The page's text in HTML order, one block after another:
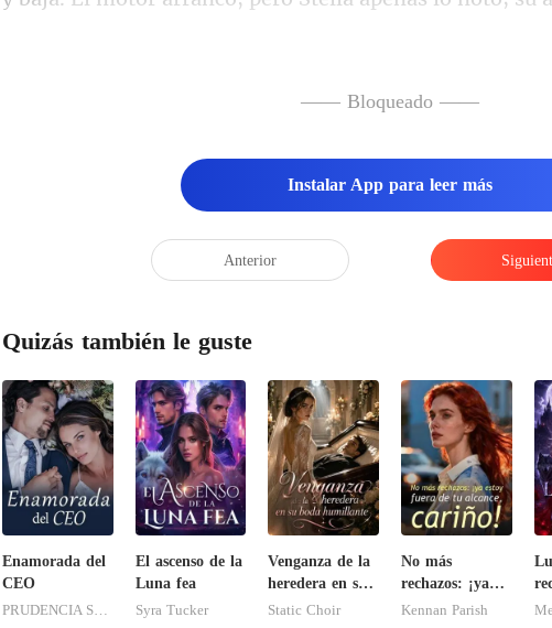
—— Bloqueado ——
Instalar App para leer más
Anterior
Quizás también le guste
Enamorada del
CEO
El ascenso de la
Luna fea
Syra Tucker
Venganza de la
heredera en su
boda
Static Choir
No más
rechazos: ¡ya
estoy fuera de
Kennan Parish
el